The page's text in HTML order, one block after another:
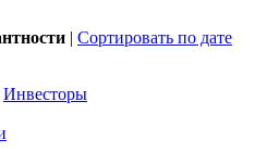
| Сортировать по дате
Инвесторы